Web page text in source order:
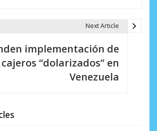
Next Article
implementación de
cajeros “dolarizados” en
Venezuela